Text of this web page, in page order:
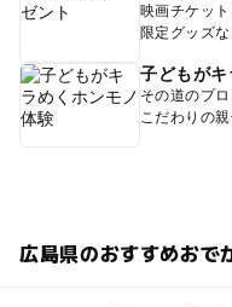
映画チケッ
限定グッズな
子どもが
その道のプ
こだわりの
広島県のおすすめおで